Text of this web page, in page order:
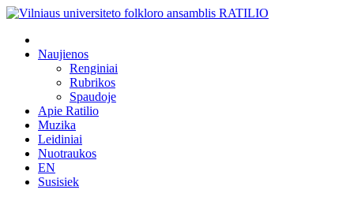
Naujienos
Renginiai
Rubrikos
Spaudoje
Apie Ratilio
Muzika
Leidiniai
Nuotraukos
EN
Susisiek